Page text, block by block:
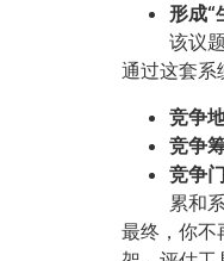
形成“
该议
通过这套系
竞争
竞争
竞争
累和
最终，你不